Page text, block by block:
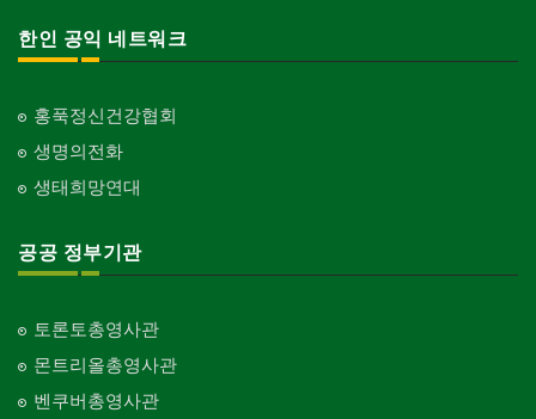
한인 공익 네트워크
홍푹정신건강협회
생명의전화
생태희망연대
공공 정부기관
토론토총영사관
몬트리올총영사관
벤쿠버총영사관